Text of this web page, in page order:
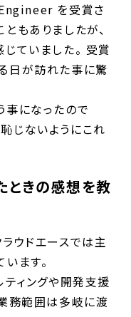
を受賞さ
もありましたが、
ていました。 受賞
日が訪れた事に驚
になったので
ないようにこれ
ときの感想を教
ウドエースでは主
ます。
ティングや開発支援
務範囲は多岐に渡